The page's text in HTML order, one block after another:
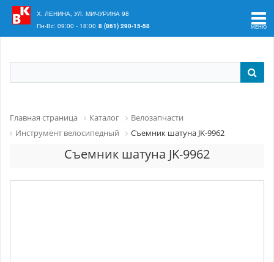
Ваш регион:
Х. ЛЕНИНА, УЛ. МИЧУРИНА 98
Пн-Вс: 09:00 - 18:00 8 (861) 290-15-58
Главная страница Каталог
Велозапчасти
Инструмент велосипедный
Съемник шатуна JK-9962
Съемник шатуна JK-9962